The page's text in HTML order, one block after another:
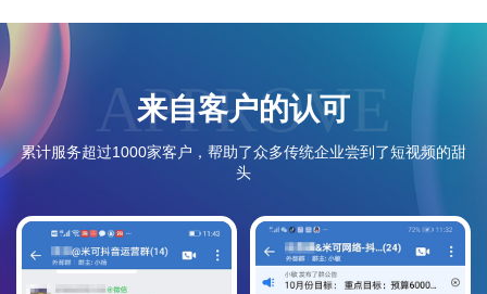
来自客户的认可
APPROVE
累计服务超过1000家客户，帮助了众多传统企业尝到了短视频的甜
头